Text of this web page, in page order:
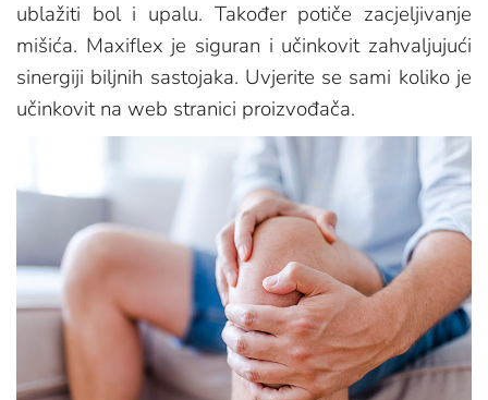
ublažiti bol i upalu. Također potiče zacjeljivanje
mišića. Maxiflex je siguran i učinkovit zahvaljujući
sinergiji biljnih sastojaka. Uvjerite se sami koliko je
učinkovit na web stranici proizvođača.